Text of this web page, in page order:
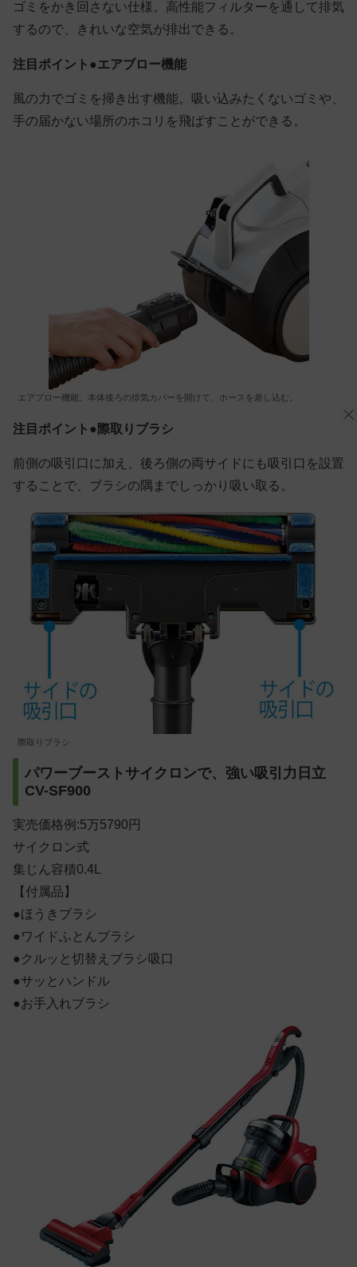
ゴミをかき回さない仕様。高性能フィルターを通して排気
するので、きれいな空気が排出できる。
注目ポイント●エアブロー機能
風の力でゴミを掃き出す機能。吸い込みたくないゴミや、
手の届かない場所のホコリを飛ばすことができる。
エアブロー機能。本体後ろの排気カバーを開けて、ホースを差し込む。
注目ポイント●際取りブラシ
前側の吸引口に加え、後ろ側の両サイドにも吸引口を設置
することで、ブラシの隅までしっかり吸い取る。
際取りブラシ
パワーブーストサイクロンで、強い吸引力日立
CV-SF900
実売価格例:5万5790円
サイクロン式
集じん容積0.4L
【付属品】
●ほうきブラシ
●ワイドふとんブラシ
●クルッと切替えブラシ吸口
●サッとハンドル
●お手入れブラシ